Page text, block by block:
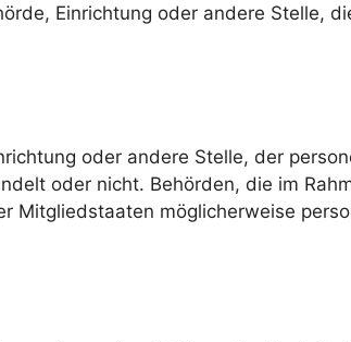
Einrichtung oder andere Stelle,
oder andere Stelle, der
oder nicht. Behörden, die im
Mitgliedstaaten möglicherweise